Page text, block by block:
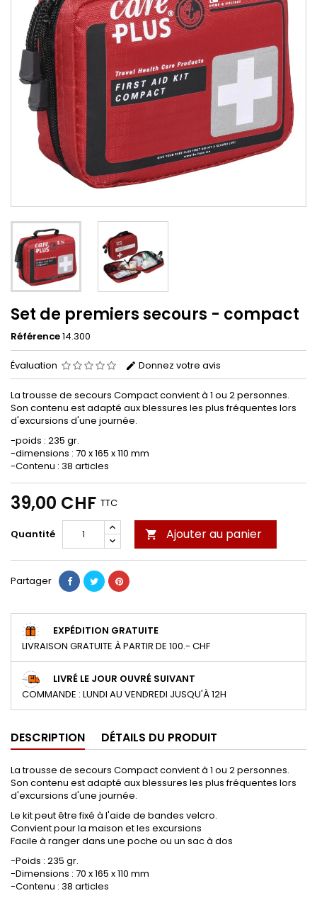
Set de premiers secours - compact
Référence14.300
Évaluation Donnez votre avis
La trousse de secours Compact convient à 1 ou 2 personnes.
Son contenu est adapté aux blessures les plus fréquentes lors
d'excursions d'une journée.
-poids : 235 gr.
-dimensions : 70 x 165 x 110 mm
-Contenu : 38 articles
39,00 CHF TTC
Quantité  Ajouter au panier
Partager
EXPÉDITION GRATUITE
LIVRAISON GRATUITE À PARTIR DE 100.- CHF
LIVRÉ LE JOUR OUVRÉ SUIVANT
COMMANDE : LUNDI AU VENDREDI JUSQU'À 12H
DESCRIPTION DÉTAILS DU PRODUIT
La trousse de secours Compact convient à 1 ou 2 personnes.
Son contenu est adapté aux blessures les plus fréquentes lors
d'excursions d'une journée.
Le kit peut être fixé à l'aide de bandes velcro.
Convient pour la maison et les excursions
Facile à ranger dans une poche ou un sac à dos
-Poids : 235 gr.
-Dimensions : 70 x 165 x 110 mm
-Contenu : 38 articles